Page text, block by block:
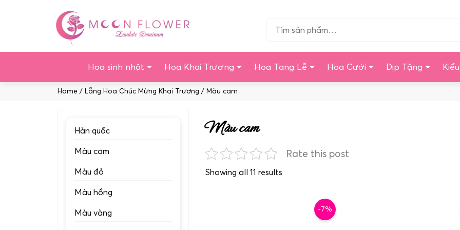
Tìm…
Hoa sinh nhật Hoa Khai Trương Hoa Tang Lễ Hoa Cưới Dịp Tặng
Home / Lẵng Hoa Chúc Mừng Khai Trương / Màu cam
Màu cam
Rate this post
Showing all 11 results
-7%
Hàn quốc
Màu cam
Màu đỏ
Màu hồng
Màu vàng